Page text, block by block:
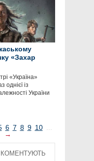
«Захар
«Україна»
однієї із
України
6 7 8 9 10 ...
→